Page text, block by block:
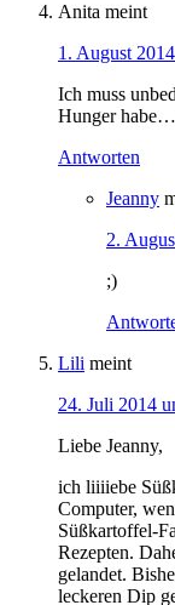
Anita meint
1. August
Ich muss
Hunger
Antworten
Jeanny
2.
;)
Lili meint
24. Juli 2014
Liebe Jeanny,
ich liiiiebe
Computer,
Süßkartoffel-
Rezepten.
gelandet.
leckeren Dip